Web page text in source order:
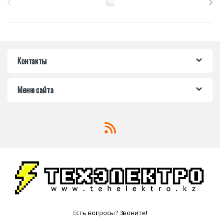
Контакты
Меню сайта
Есть вопросы? Звоните!